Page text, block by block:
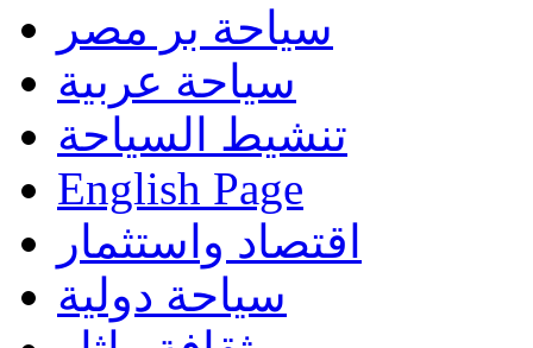
سياحة بر مصر
سياحة عربية
تنشيط السياحة
English Page
اقتصاد واستثمار
سياحة دولية